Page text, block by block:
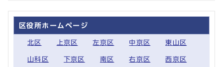
区役所ホームページ
北区 上京区 左京区 中京区 東山区
山科区 下京区 南区 右京区 西京区